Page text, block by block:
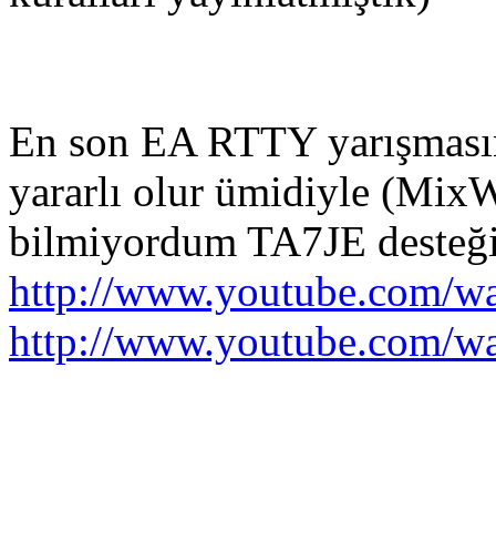
En son EA RTTY
yararlı olur ümidiyle
bilmiyordum TA7JE
http://www.youtube.com/
http://www.youtube.com/